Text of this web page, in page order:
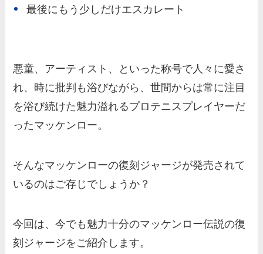
最後にもう少しだけエスカレート
悪童、アーティスト、といった称号で人々に愛さ
れ、時に批判も浴びながら、世間からは常に注目
を浴び続けた魅力溢れるプロテニスプレイヤーだ
ったマッケンロー。
そんなマッケンローの復刻ジャージが発売されて
いるのはご存じでしょうか？
今回は、今でも魅力十分のマッケンロー伝説の復
刻ジャージをご紹介します。